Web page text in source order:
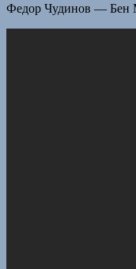
Федор Чудинов — Бен